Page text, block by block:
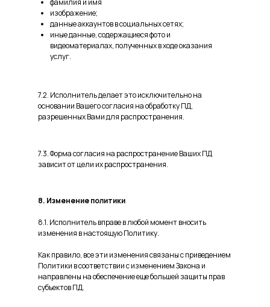
фамилия и имя
изображение;
данные аккаунтов в социальных сетях;
иные данные, содержащиеся фото и
видеоматериалах, полученных в ходе оказания
услуг.
7.2. Исполнитель делает это исключительно на
основании Вашего согласия на обработку ПД,
разрешенных Вами для распространения.
7.3. Форма согласия на распространение Ваших ПД
зависит от цели их распространения.
8. Изменение политики
8.1. Исполнитель вправе в любой момент вносить
изменения в настоящую Политику.
Как правило, все эти изменения связаны с приведением
Политики в соответствии с изменением Закона и
направлены на обеспечение еще большей защиты прав
субъектов ПД.